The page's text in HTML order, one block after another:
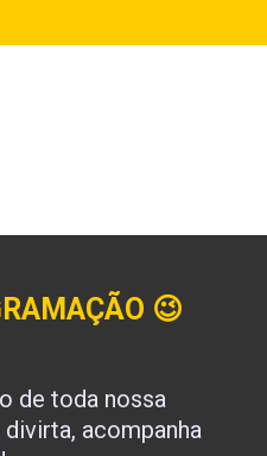
😉
de toda nossa
divirta, acompanha